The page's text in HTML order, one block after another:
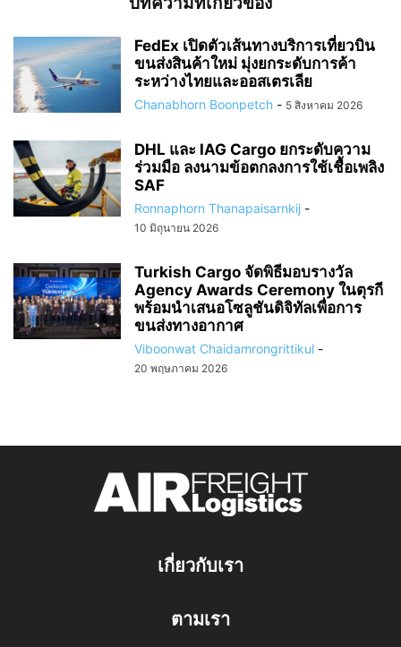
FedEx เปิดตัวเส้นทางบริการเที่ยวบิน
ขนส่งสินค้าใหม่ มุ่งยกระดับการค้า
ระหว่างไทยและออสเตรเลีย
Chanabhorn Boonpetch - 5 สิงหาคม 2026
DHL และ IAG Cargo ยกระดับความ
ร่วมมือ ลงนามข้อตกลงการใช้เชื้อเพลิง
SAF
Ronnaphorn Thanapaisarnkij -
10 มิถุนายน 2026
Turkish Cargo จัดพิธีมอบรางวัล
Agency Awards Ceremony ในตุรกี
พร้อมนำเสนอโซลูชันดิจิทัลเพื่อการ
ขนส่งทางอากาศ
Viboonwat Chaidamrongrittikul -
20 พฤษภาคม 2026
เกี่ยวกับเรา
ตามเรา